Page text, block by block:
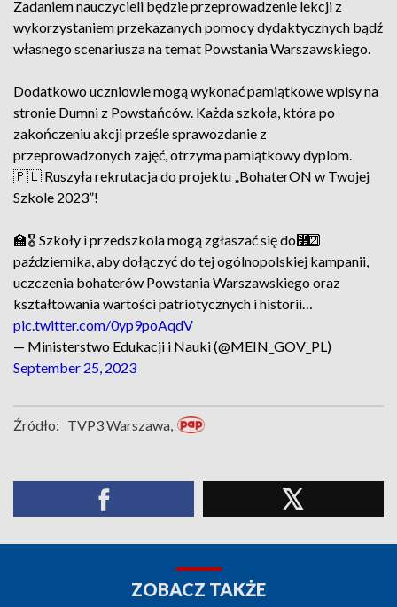
Zadaniem nauczycieli będzie przeprowadzenie lekcji z
wykorzystaniem przekazanych pomocy dydaktycznych bądź
własnego scenariusza na temat Powstania Warszawskiego.
Dodatkowo uczniowie mogą wykonać pamiątkowe wpisy na
stronie Dumni z Powstańców. Każda szkoła, która po
zakończeniu akcji prześle sprawozdanie z
przeprowadzonych zajęć, otrzyma pamiątkowy dyplom.
🇵🇱 Ruszyła rekrutacja do projektu „BohaterON w Twojej
Szkole 2023”!
🏫🎖 Szkoły i przedszkola mogą zgłaszać się do⿢2⃣
października, aby dołączyć do tej ogólnopolskiej kampanii,
uczczenia bohaterów Powstania Warszawskiego oraz
kształtowania wartości patriotycznych i historii…
pic.twitter.com/0yp9poAqdV
— Ministerstwo Edukacji i Nauki (@MEIN_GOV_PL)
September 25, 2023
Źródło: TVP3 Warszawa,
ZOBACZ TAKŻE